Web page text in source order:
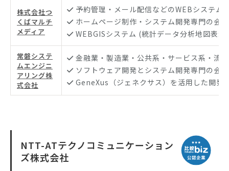
株式会社つ
くばマルチ
メディア
予約管理・メール配信などのWEBシステム
ホームページ制作・システム開発専門の会
WEBGISシステム (統計データ分析地図表示
常磐システ
ムエンジニ
アリング株
式会社
金融業・製造業・公共系・サービス系・流
ソフトウェア開発とシステム開発専門の会
GeneXus（ジェネクサス）を活用した開発
NTT-ATテクノコミュニケーション
ズ株式会社